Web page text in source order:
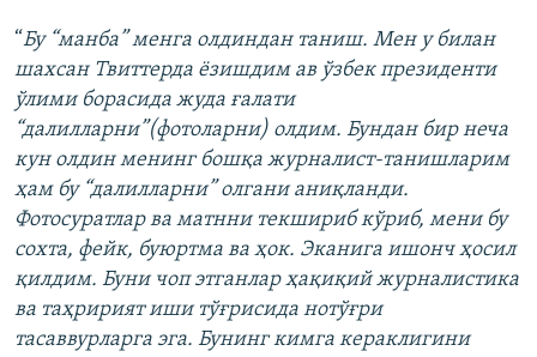
“Бу “манба” менга олдиндан таниш. Мен у билан
шахсан Твиттерда ёзишдим ав ўзбек президенти
ўлими борасида жуда ғалати
“далилларни”(фотоларни) олдим. Бундан бир неча
кун олдин менинг бошқа журналист-танишларим
ҳам бу “далилларни” олгани аниқланди.
Фотосуратлар ва матнни текшириб кўриб, мени бу
сохта, фейк, буюртма ва ҳок. Эканига ишонч ҳосил
қилдим. Буни чоп этганлар ҳақиқий журналистика
ва таҳририят иши тўғрисида нотўғри
тасаввурларга эга. Бунинг кимга кераклигини